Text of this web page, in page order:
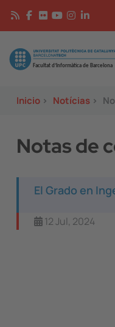
Pasar al contenido
Image
Inicio > Notícias >
Notas de
El Grado en
12 Jul, 2024